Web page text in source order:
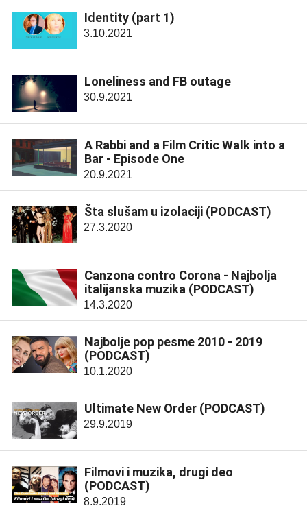
Identity (part 1)
3.10.2021
Loneliness and FB outage
30.9.2021
A Rabbi and a Film Critic Walk into a
Bar - Episode One
20.9.2021
Šta slušam u izolaciji (PODCAST)
27.3.2020
Canzona contro Corona - Najbolja
italijanska muzika (PODCAST)
14.3.2020
Najbolje pop pesme 2010 - 2019
(PODCAST)
10.1.2020
Ultimate New Order (PODCAST)
29.9.2019
Filmovi i muzika, drugi deo
(PODCAST)
8.9.2019